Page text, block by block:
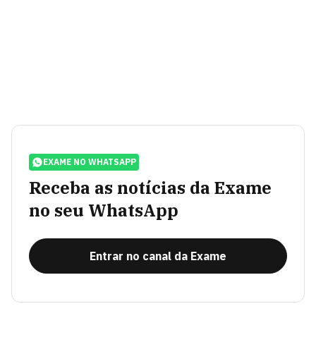
EXAME NO WHATSAPP
Receba as notícias da Exame
no seu WhatsApp
Entrar no canal da Exame